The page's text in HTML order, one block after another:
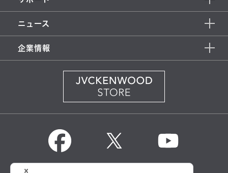
ニュース
企業情報